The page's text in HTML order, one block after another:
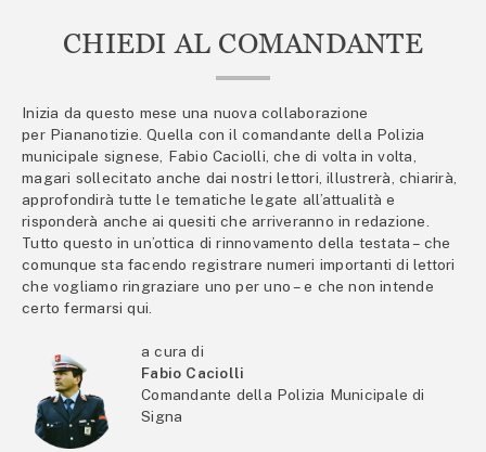
CHIEDI AL COMANDANTE
Inizia da questo mese una nuova collaborazione
per Piananotizie. Quella con il comandante della Polizia
municipale signese, Fabio Caciolli, che di volta in volta,
magari sollecitato anche dai nostri lettori, illustrerà, chiarirà,
approfondirà tutte le tematiche legate all’attualità e
risponderà anche ai quesiti che arriveranno in redazione.
Tutto questo in un’ottica di rinnovamento della testata – che
comunque sta facendo registrare numeri importanti di lettori
che vogliamo ringraziare uno per uno – e che non intende
certo fermarsi qui.
a cura di
Fabio Caciolli
Comandante della Polizia Municipale di
Signa